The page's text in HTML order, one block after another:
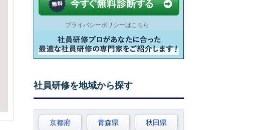
プライバシーポリシーはこちら
社員研修を地域から探す
京都府 青森県 秋田県